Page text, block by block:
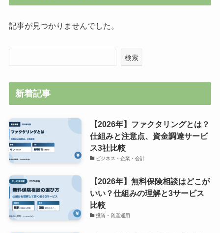
記事が見つかりませんでした。
検索
新着記事
【2026年】ファクタリングとは？
仕組みと注意点、資金調達サービ
ス3社比較
ビジネス・企業・会計
【2026年】無料保険相談はどこが
いい？仕組みの理解と3サービス
比較
投資・資産運用